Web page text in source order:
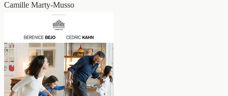
Camille Marty-Musso